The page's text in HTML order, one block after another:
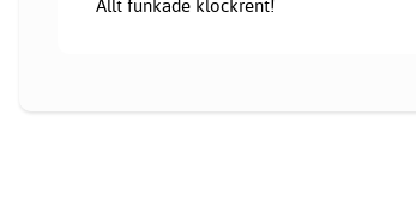
Allt funkade klockrent!